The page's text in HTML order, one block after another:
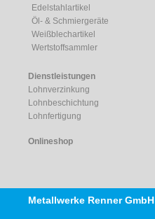
Edelstahlartikel
Öl- & Schmiergeräte
Weißblechartikel
Wertstoffsammler
Dienstleistungen
Lohnverzinkung
Lohnbeschichtung
Lohnfertigung
Onlineshop
Metallwerke Renner